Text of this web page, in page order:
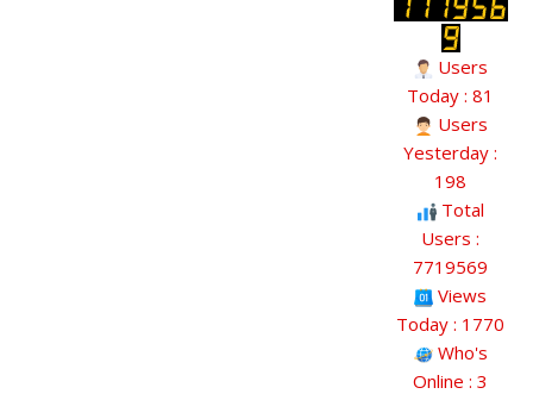
Users
Today : 81
Users
Yesterday :
198
Total
Users :
7719569
Views
Today : 1770
Who's
Online : 3